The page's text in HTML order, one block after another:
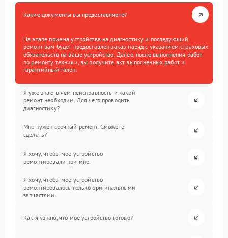
Какие документы вы предоставляете?
На этапе приема устройства на диагностику и последующий
ремонт вам будет предоставлен заказ-наряд с указанием страховых
обязательств на ваше устройство. Далее, после выполнения работ
по ремонту техники, вы получите акт выполненных работ и
гарантийный талон.
Я уже знаю в чем неисправность и какой
ремонт необходим. Для чего проводить
диагностику?
Мне нужен срочный ремонт. Сможете
сделать?
Я хочу, чтобы мое устройство
ремонтировали при мне.
Я хочу, чтобы мое устройство
ремонтировалось только оригинальными
запчастями.
Как я узнаю, что мое устройство готово?